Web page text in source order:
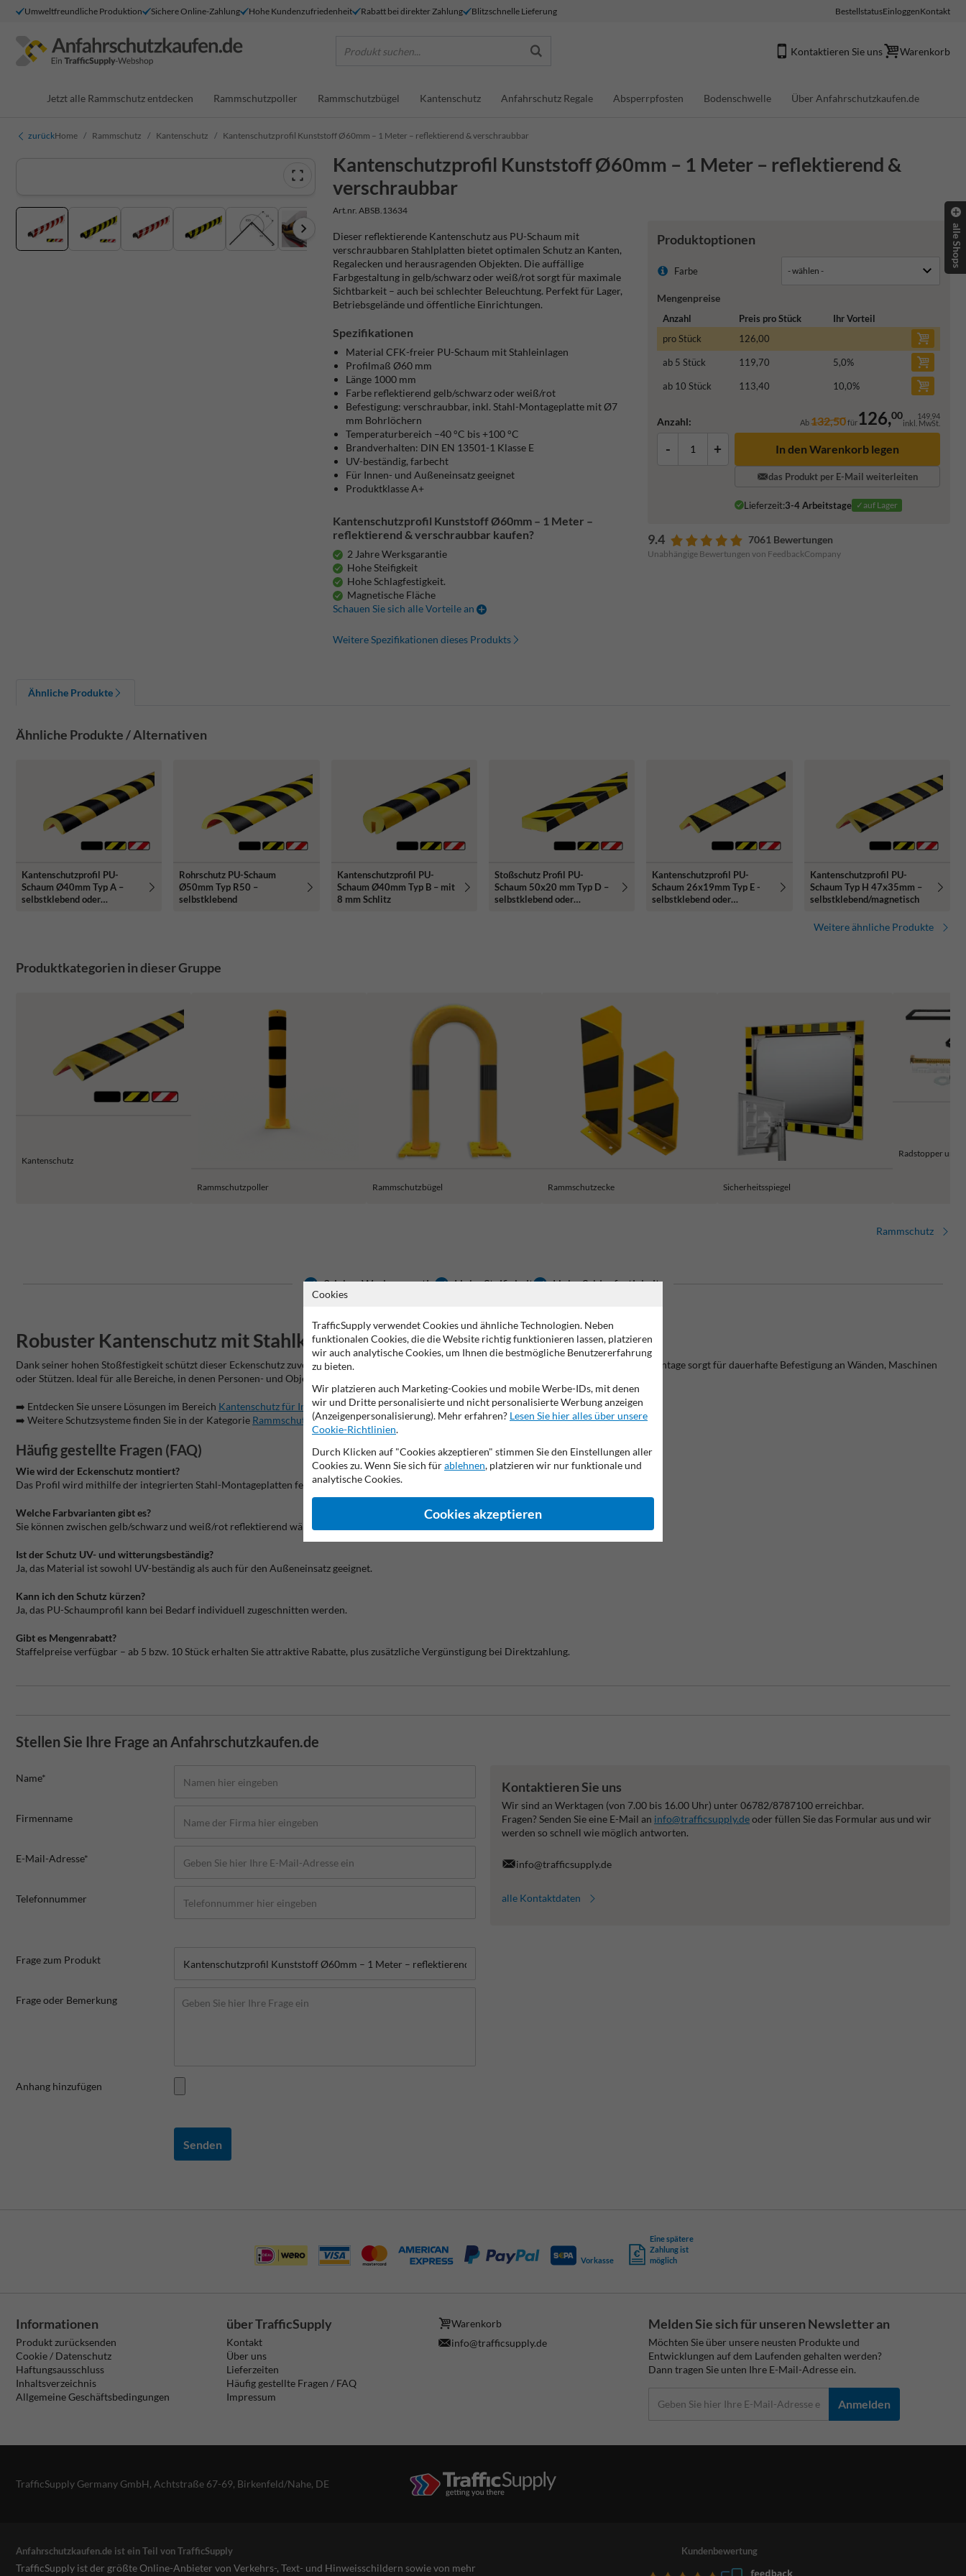
Umweltfreundliche Produktion Sichere Online-Zahlung Hohe Kundenzufriedenheit Rabatt bei direkter Zahlung Blitzschnelle Lieferung BestellstatusEinloggenKontakt
Produkt suchen... Kontaktieren Sie uns Warenkorb
Jetzt alle Rammschutz entdecken Rammschutzpoller Rammschutzbügel Kantenschutz Anfahrschutz Regale Absperrpfosten Bodenschwelle Über Anfahrschutzkaufen.de
zurückHome Rammschutz Kantenschutz Kantenschutzprofil Kunststoff Ø60mm – 1 Meter – reflektierend & verschraubbar
Kantenschutzprofil Kunststoff Ø60mm – 1 Meter – reflektierend &
verschraubbar
Art.nr. ABSB.13634
Produktoptionen
Farbe
Mengenpreise
Anzahl Preis pro Stück
Ihr Vorteil
pro Stück
126,00
ab 5 Stück 119,70 5,0%
ab 10 Stück 113,40 10,0%
Anzahl: Ab132,50für126,00 149,94
inkl. MwSt.
- + In den Warenkorb legen
das Produkt per E-Mail weiterleiten
Lieferzeit:3-4 Arbeitstage ✓auf Lager
9.4 7061 Bewertungen
Unabhängige Bewertungen von FeedbackCompany
Dieser reflektierende Kantenschutzaus PU-Schaum mit
verschraubbaren Stahlplatten bietet optimalen Schutz an Kanten,
Regalecken und herausragenden Objekten. Die auffällige
Farbgestaltung in gelb/schwarz oder weiß/rot sorgt für maximale
Sichtbarkeit – auch bei schlechter Beleuchtung. Perfekt für Lager,
Betriebsgelände und öffentliche Einrichtungen.
Spezifikationen
Material CFK-freier PU-Schaum mit Stahleinlagen
Profilmaß Ø60 mm
Länge 1000 mm
Farbe reflektierend gelb/schwarz oder weiß/rot
Befestigung: verschraubbar, inkl. Stahl-Montageplatte mit Ø7
mm Bohrlöchern
Temperaturbereich –40 °C bis +100 °C
Brandverhalten: DIN EN 13501-1 Klasse E
UV-beständig, farbecht
Für Innen- und Außeneinsatz geeignet
Produktklasse A+
Kantenschutzprofil Kunststoff Ø60mm – 1 Meter –
reflektierend & verschraubbar kaufen?
2 Jahre Werksgarantie
Hohe Steifigkeit
Hohe Schlagfestigkeit.
Magnetische Fläche
Schauen Sie sich alle Vorteile an
Weitere Spezifikationen dieses Produkts
Ähnliche Produkte
Ähnliche Produkte / Alternativen
Kantenschutzprofil PU-
Schaum Ø40mm Typ A –
selbstklebend oder
Rohrschutz PU-Schaum
Ø50mm Typ R50 –
selbstklebend
Kantenschutzprofil PU-
Schaum Ø40mm Typ B – mit
8 mm Schlitz
Stoßschutz Profil PU-
Schaum 50x20 mm Typ D –
selbstklebend oder
Kantenschutzprofil PU-
Schaum 26x19mm Typ E -
selbstklebend oder
Kantenschutzprofil PU-
Schaum Typ H 47x35mm –
selbstklebend/magnetisch
Weitere ähnliche Produkte
Produktkategorien in dieser Gruppe
Kantenschutz
Rammschutzpoller Rammschutzbügel Rammschutzecke Sicherheitsspiegel
Radstopper und
Rammschutz
2 Jahre Werksgarantie Hohe Steifigkeit Hohe Schlagfestigkeit.
Robuster Kantenschutz mit Stahlkern – sichtbar & stoßfest
Dank seiner hohen Stoßfestigkeit schützt dieser Eckenschutz zuverlässig vor Verletzungen und Schäden durch Anstoßen. Die einfache Schraubmontage sorgt für dauerhafte Befestigung an Wänden, Maschinen
oder Stützen. Ideal für alle Bereiche, in denen Personen- und Objektschutz essenziell ist.
➡️ Entdecken Sie unsere Lösungen im Bereich Kantenschutz für Industrie & Lager– ideal für sensible Kanten und Schutzbereiche.
➡️ Weitere Schutzsysteme finden Sie in der Kategorie Rammschutz für Lager und Betrieb– Sicherheit mit System.
Häufig gestellte Fragen (FAQ)
Wie wird der Eckenschutz montiert?
Das Profil wird mithilfe der integrierten Stahl-Montageplatten fest verschraubt – ideal für dauerhafte Sicherheit.
Welche Farbvarianten gibt es?
Sie können zwischen gelb/schwarz und weiß/rot reflektierend wählen – beide bieten eine starke Warnwirkung.
Ist der Schutz UV- und witterungsbeständig?
Ja, das Material ist sowohl UV-beständig als auch für den Außeneinsatz geeignet.
Kann ich den Schutz kürzen?
Ja, das PU-Schaumprofil kann bei Bedarf individuell zugeschnitten werden.
Gibt es Mengenrabatt?
Staffelpreise verfügbar – ab 5 bzw. 10 Stück erhalten Sie attraktive Rabatte, plus zusätzliche Vergünstigung bei Direktzahlung.
Stellen Sie Ihre Frage an Anfahrschutzkaufen.de
Name*
Firmenname
E-Mail-Adresse*
Telefonnummer
Frage zum Produkt
Frage oder Bemerkung
Anhang hinzufügen
Senden
Kontaktieren Sie uns
Wir sind an Werktagen (von 7.00 bis 16.00 Uhr) unter 06782/8787100 erreichbar.
Fragen? Senden Sie eine E-Mail an info@trafficsupply.deoder füllen Sie das Formular aus und wir
werden so schnell wie möglich antworten.
info@trafficsupply.de
alle Kontaktdaten
Vorkasse
Eine spätere
Zahlung ist
möglich
Informationen
Produkt zurücksenden
Cookie / Datenschutz
Haftungsausschluss
Inhaltsverzeichnis
Allgemeine Geschäftsbedingungen
über TrafficSupply
Kontakt
Über uns
Lieferzeiten
Häufig gestellte Fragen / FAQ
Impressum
Warenkorb
info@trafficsupply.de
Melden Sie sich für unseren Newsletter an
Möchten Sie über unsere neusten Produkte und
Entwicklungen auf dem Laufenden gehalten werden?
Dann tragen Sie unten Ihre E-Mail-Adresse ein.
Anmelden
TrafficSupply Germany GmbH, Achtstraße 67-69, Birkenfeld/Nahe, DE
Anfahrschutzkaufen.de ist ein Teil von TrafficSupply
TrafficSupply ist der größte Online-Anbieter von Verkehrs-, Text- und Hinweisschildern sowie von mehr
Kundenbewertung
alle Shops
Cookies
TrafficSupply verwendet Cookies und ähnliche Technologien. Neben
funktionalen Cookies, die die Website richtig funktionieren lassen, platzieren
wir auch analytische Cookies, um Ihnen die bestmögliche Benutzererfahrung
zu bieten.
Wir platzieren auch Marketing-Cookies und mobile Werbe-IDs, mit denen
wir und Dritte personalisierte und nicht personalisierte Werbung anzeigen
(Anzeigenpersonalisierung). Mehr erfahren? Lesen Sie hier alles über unsere
Cookie-Richtlinien.
Durch Klicken auf "Cookies akzeptieren" stimmen Sie den Einstellungen aller
Cookies zu. Wenn Sie sich fürablehnen, platzieren wir nur funktionale und
analytische Cookies.
Cookies akzeptieren